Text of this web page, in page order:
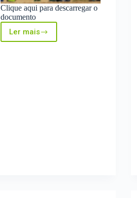
Clique aqui para descarregar o
documento
Ler maisInovTechAgro
EU